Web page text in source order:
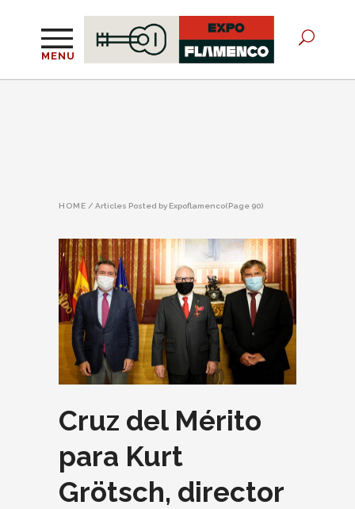
MENU
HOME / Articles Posted by Expoflamenco(Page 90)
Cruz del Mérito
para Kurt
Grötsch, director